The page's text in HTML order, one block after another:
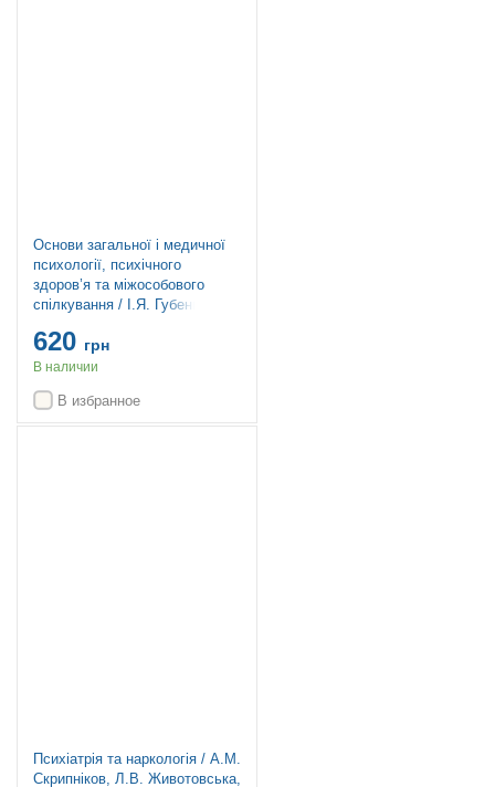
Основи загальної і медичної
психології, психічного
здоров’я та міжособового
спілкування / І.Я. Губенко,
Шевченко. — 3-є видання
620 грн
В наличии
В избранное
Психіатрія та наркологія / А.М.
Скрипніков, Л.В. Животовська,